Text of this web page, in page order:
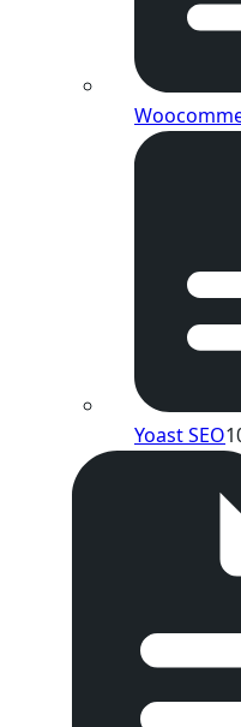
Yoast SEO